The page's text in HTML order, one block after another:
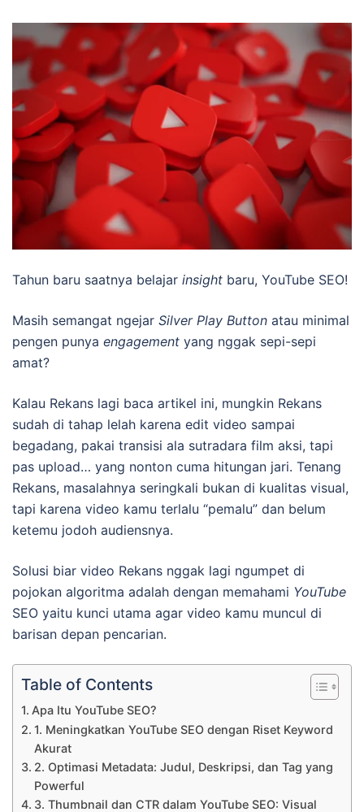
Tahun baru saatnya belajar insight baru, YouTube SEO!
Masih semangat ngejar Silver Play Button atau minimal
pengen punya engagement yang nggak sepi-sepi
amat?
Kalau Rekans lagi baca artikel ini, mungkin Rekans
sudah di tahap lelah karena edit video sampai
begadang, pakai transisi ala sutradara film aksi, tapi
pas upload… yang nonton cuma hitungan jari. Tenang
Rekans, masalahnya seringkali bukan di kualitas visual,
tapi karena video kamu terlalu “pemalu” dan belum
ketemu jodoh audiensnya.
Solusi biar video Rekans nggak lagi ngumpet di
pojokan algoritma adalah dengan memahami YouTube
SEO yaitu kunci utama agar video kamu muncul di
barisan depan pencarian.
Table of Contents
Apa Itu YouTube SEO?
1. Meningkatkan YouTube SEO dengan Riset Keyword
Akurat
2. Optimasi Metadata: Judul, Deskripsi, dan Tag yang
Powerful
3. Thumbnail dan CTR dalam YouTube SEO: Visual